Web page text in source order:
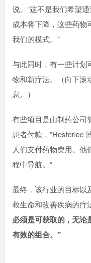
说。“这不是我们希望
成本将下降，这些药物
我们的模式。”
与此同时，有一些计划
物和新疗法。（向下滚
息。）
有些项目是由制药公司
患者付款，”Hesterlee
人们支付药物费用。
程中导航。”
最终，该行业的目标以
救生命和改善疾病的疗
必须是可获取的，无论
有效的组合。”